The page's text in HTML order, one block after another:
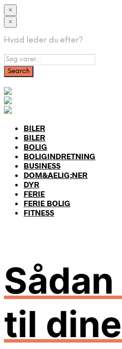
×
×
Hvad leder du efter?
BILER
BILER
BOLIG
BOLIGINDRETNING
BUSINESS
DOM&AELIG;NER
DYR
FERIE
FERIE BOLIG
FITNESS
til